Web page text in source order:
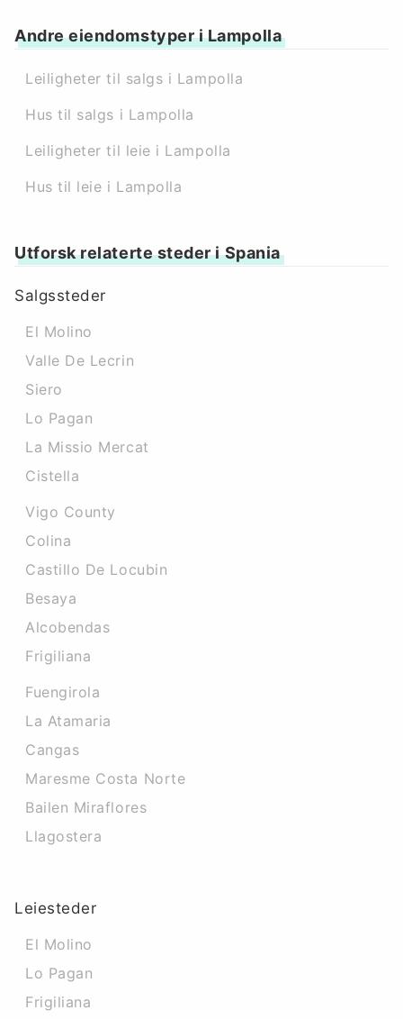
Andre eiendomstyper i Lampolla
Leiligheter til salgs i Lampolla
Hus til salgs i Lampolla
Leiligheter til leie i Lampolla
Hus til leie i Lampolla
Utforsk relaterte steder i Spania
Salgssteder
El Molino
Valle De Lecrin
Siero
Lo Pagan
La Missio Mercat
Cistella
Vigo County
Colina
Castillo De Locubin
Besaya
Alcobendas
Frigiliana
Fuengirola
La Atamaria
Cangas
Maresme Costa Norte
Bailen Miraflores
Llagostera
Leiesteder
El Molino
Lo Pagan
Frigiliana